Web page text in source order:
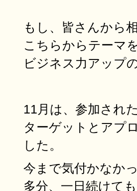
もし、皆さんから
こちらからテーマ
ビジネス力アップ
11月は、参加され
ターゲットとアプ
した。
今まで気付かなか
多分、一日続けて